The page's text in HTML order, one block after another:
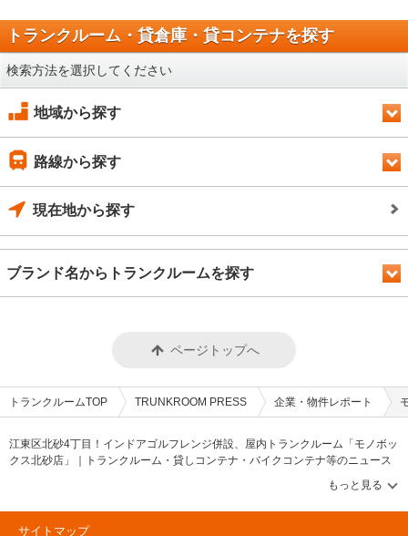
トランクルーム・貸倉庫・貸コンテナを探す
検索方法を選択してください
地域から探す
路線から探す
現在地から探す
ブランド名からトランクルームを探す
ページトップへ
トランクルームTOP TRUNKROOM PRESS 企業・物件レポート
江東区北砂4丁目！インドアゴルフレンジ併設、屋内トランクルーム「モノボッ
クス北砂店」｜トランクルーム・貸しコンテナ・バイクコンテナ等のニュース
PRESS】トランクルーム・貸しコンテナ・バイクコンテナ等のニュースや情報
を伝えるメディアです。トランクルーム市場や貸しコンテナに関する「PRESS
特集」&「協会ニュース」、トランクルームや貸しコンテナの物件レポートや企
サイトマップ